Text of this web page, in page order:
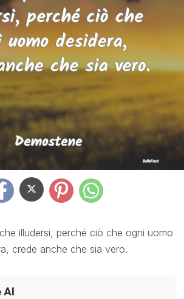
illudersi, perché ciò che ogni uomo
crede anche che sia vero.
AI